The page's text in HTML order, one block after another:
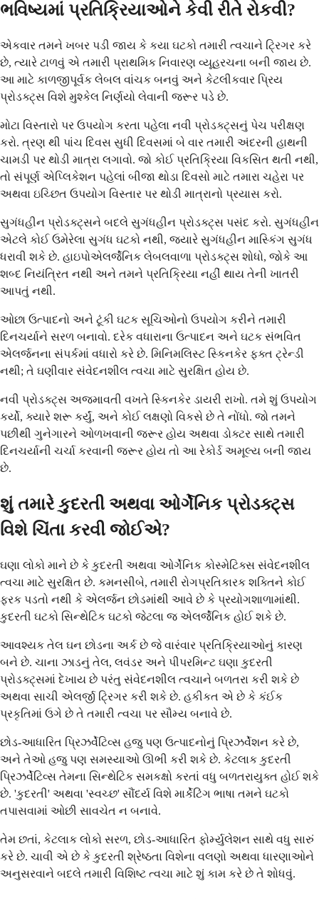
ભવિષ્યમાં પ્રતિક્રિયાઓને કેવી રીતે રોકવી?
એકવાર તમને ખબર પડી જાય કે કયા ઘટકો તમારી ત્વચાને ટ્રિગર કરે
છે, ત્યારે ટાળવું એ તમારી પ્રાથમિક નિવારણ વ્યૂહરચના બની જાય છે.
આ માટે કાળજીપૂર્વક લેબલ વાંચક બનવું અને કેટલીકવાર પ્રિય
પ્રોડક્ટ્સ વિશે મુશ્કેલ નિર્ણયો લેવાની જરૂર પડે છે.
મોટા વિસ્તારો પર ઉપયોગ કરતા પહેલા નવી પ્રોડક્ટ્સનું પેચ પરીક્ષણ
કરો. ત્રણ થી પાંચ દિવસ સુધી દિવસમાં બે વાર તમારી અંદરની હાથની
ચામડી પર થોડી માત્રા લગાવો. જો કોઈ પ્રતિક્રિયા વિકસિત થતી નથી,
તો સંપૂર્ણ એપ્લિકેશન પહેલાં બીજા થોડા દિવસો માટે તમારા ચહેરા પર
અથવા ઇચ્છિત ઉપયોગ વિસ્તાર પર થોડી માત્રાનો પ્રયાસ કરો.
સુગંધહીન પ્રોડક્ટ્સને બદલે સુગંધહીન પ્રોડક્ટ્સ પસંદ કરો. સુગંધહીન
એટલે કોઈ ઉમેરેલા સુગંધ ઘટકો નથી, જ્યારે સુગંધહીન માસ્કિંગ સુગંધ
ધરાવી શકે છે. હાઇપોએલર્જેનિક લેબલવાળા પ્રોડક્ટ્સ શોધો, જોકે આ
શબ્દ નિયંત્રિત નથી અને તમને પ્રતિક્રિયા નહીં થાય તેની ખાતરી
આપતું નથી.
ઓછા ઉત્પાદનો અને ટૂંકી ઘટક સૂચિઓનો ઉપયોગ કરીને તમારી
દિનચર્યાને સરળ બનાવો. દરેક વધારાના ઉત્પાદન અને ઘટક સંભવિત
એલર્જનના સંપર્કમાં વધારો કરે છે. મિનિમલિસ્ટ સ્કિનકેર ફક્ત ટ્રેન્ડી
નથી; તે ઘણીવાર સંવેદનશીલ ત્વચા માટે સુરક્ષિત હોય છે.
નવી પ્રોડક્ટ્સ અજમાવતી વખતે સ્કિનકેર ડાયરી રાખો. તમે શું ઉપયોગ
કર્યો, ક્યારે શરૂ કર્યું, અને કોઈ લક્ષણો વિકસે છે તે નોંધો. જો તમને
પછીથી ગુનેગારને ઓળખવાની જરૂર હોય અથવા ડોક્ટર સાથે તમારી
દિનચર્યાની ચર્ચા કરવાની જરૂર હોય તો આ રેકોર્ડ અમૂલ્ય બની જાય
છે.
શું તમારે કુદરતી અથવા ઓર્ગેનિક પ્રોડક્ટ્સ
વિશે ચિંતા કરવી જોઈએ?
ઘણા લોકો માને છે કે કુદરતી અથવા ઓર્ગેનિક કોસ્મેટિક્સ સંવેદનશીલ
ત્વચા માટે સુરક્ષિત છે. કમનસીબે, તમારી રોગપ્રતિકારક શક્તિને કોઈ
ફરક પડતો નથી કે એલર્જન છોડમાંથી આવે છે કે પ્રયોગશાળામાંથી.
કુદરતી ઘટકો સિન્થેટિક ઘટકો જેટલા જ એલર્જેનિક હોઈ શકે છે.
આવશ્યક તેલ ઘન છોડના અર્ક છે જે વારંવાર પ્રતિક્રિયાઓનું કારણ
બને છે. ચાના ઝાડનું તેલ, લવંડર અને પીપરમિન્ટ ઘણા કુદરતી
પ્રોડક્ટ્સમાં દેખાય છે પરંતુ સંવેદનશીલ ત્વચાને બળતરા કરી શકે છે
અથવા સાચી એલર્જી ટ્રિગર કરી શકે છે. હકીકત એ છે કે કંઈક
પ્રકૃતિમાં ઉગે છે તે તમારી ત્વચા પર સૌમ્ય બનાવે છે.
છોડ-આધારિત પ્રિઝર્વેટિવ્સ હજુ પણ ઉત્પાદનોનું પ્રિઝર્વેશન કરે છે,
અને તેઓ હજુ પણ સમસ્યાઓ ઊભી કરી શકે છે. કેટલાક કુદરતી
પ્રિઝર્વેટિવ્સ તેમના સિન્થેટિક સમકક્ષો કરતાં વધુ બળતરાયુક્ત હોઈ શકે
છે. 'કુદરતી' અથવા 'સ્વચ્છ' સૌંદર્ય વિશે માર્કેટિંગ ભાષા તમને ઘટકો
તપાસવામાં ઓછી સાવચેત ન બનાવે.
તેમ છતાં, કેટલાક લોકો સરળ, છોડ-આધારિત ફોર્મ્યુલેશન સાથે વધુ સારું
કરે છે. ચાવી એ છે કે કુદરતી શ્રેષ્ઠતા વિશેના વલણો અથવા ધારણાઓને
અનુસરવાને બદલે તમારી વિશિષ્ટ ત્વચા માટે શું કામ કરે છે તે શોધવું.